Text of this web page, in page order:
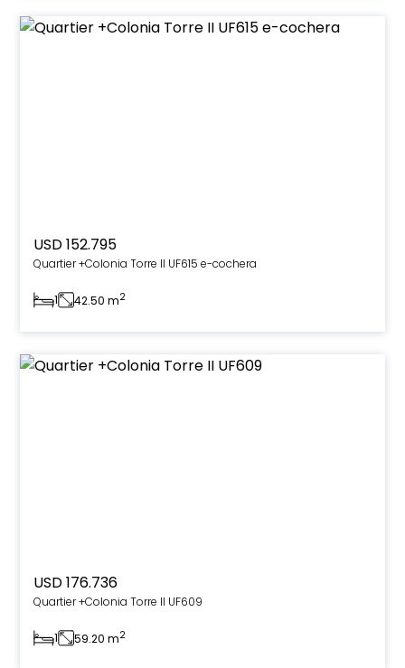
USD 152.795
Quartier +Colonia Torre II UF615 e-cochera
1 42.50 m2
USD 176.736
Quartier +Colonia Torre II UF609
1 59.20 m2